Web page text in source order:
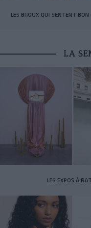
LES BIJOUX QUI SENTENT BON
LA
LES EXPOS À